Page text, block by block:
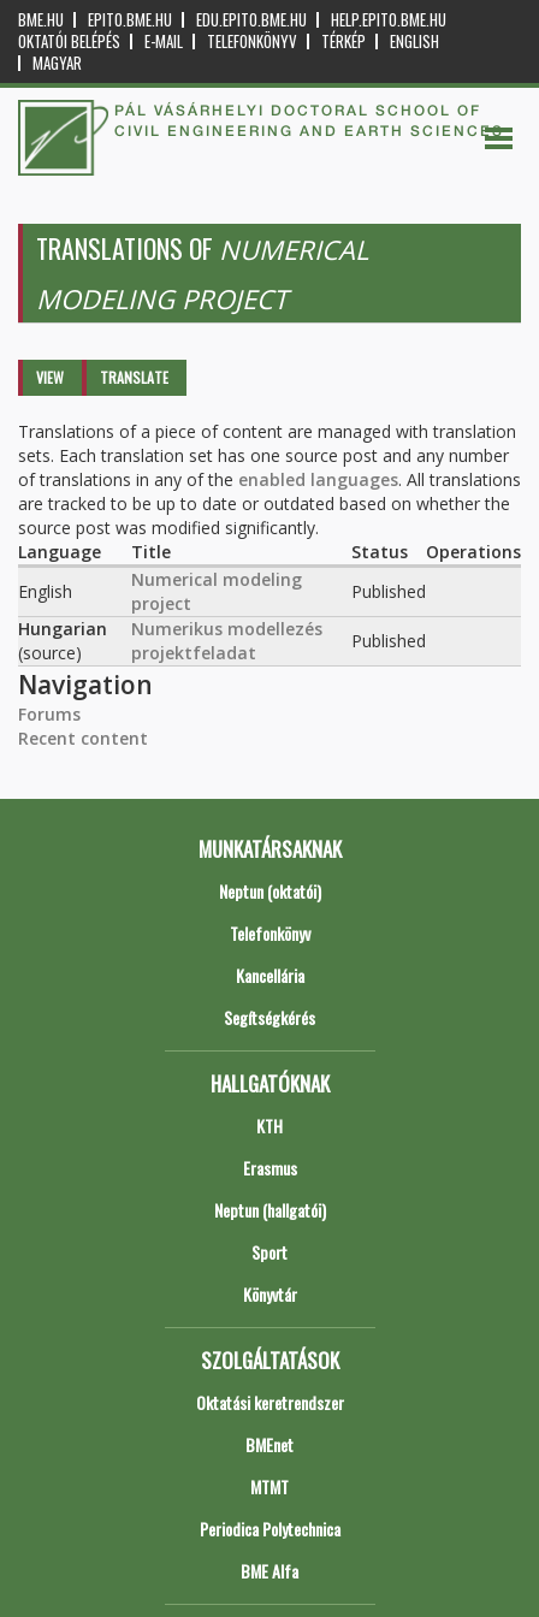
BME.HU EPITO.BME.HU EDU.EPITO.BME.HU
HELP.EPITO.BME.HU
OKTATÓI BELÉPÉS
E-MAIL TELEFONKÖNYV TÉRKÉP
ENGLISH
MAGYAR
PÁL VÁSÁRHELYI DOCTORAL SCHOOL OF
CIVIL ENGINEERING AND EARTH SCIENCES
TRANSLATIONS OF NUMERICAL
MODELING PROJECT
Primary tabs
VIEW TRANSLATE
Translations of a piece of content are managed with translation
sets. Each translation set has one source post and any number
of translations in any of the enabled languages. All translations
are tracked to be up to date or outdated based on whether the
source post was modified significantly.
Language
Title Status
Operations
English
Numerical modeling
project
Published
Hungarian
(source)
Numerikus modellezés
projektfeladat
Published
Navigation
Forums
Recent content
MUNKATÁRSAKNAK
Neptun (oktatói)
Telefonkönyv
Kancellária
Segítségkérés
HALLGATÓKNAK
KTH
Erasmus
Neptun (hallgatói)
Sport
Könyvtár
SZOLGÁLTATÁSOK
Oktatási keretrendszer
BMEnet
MTMT
Periodica Polytechnica
BME Alfa